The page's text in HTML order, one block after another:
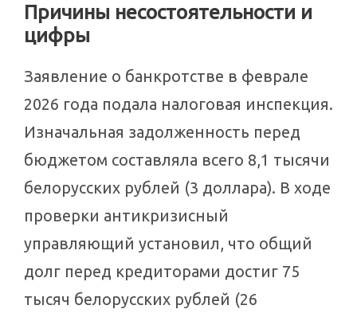
Причины несостоятельности и
цифры
Заявление о банкротстве в феврале
2026 года подала налоговая инспекция.
Изначальная задолженность перед
бюджетом составляла всего 8,1 тысячи
белорусских рублей (3 доллара). В ходе
проверки антикризисный
управляющий установил, что общий
долг перед кредиторами достиг 75
тысяч белорусских рублей (26